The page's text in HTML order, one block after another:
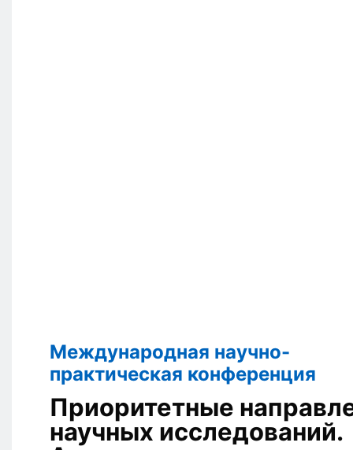
Международная научно-
практическая конференция
Приоритетные
научных исследований.